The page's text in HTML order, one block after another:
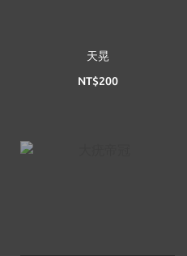
天晃
NT$200